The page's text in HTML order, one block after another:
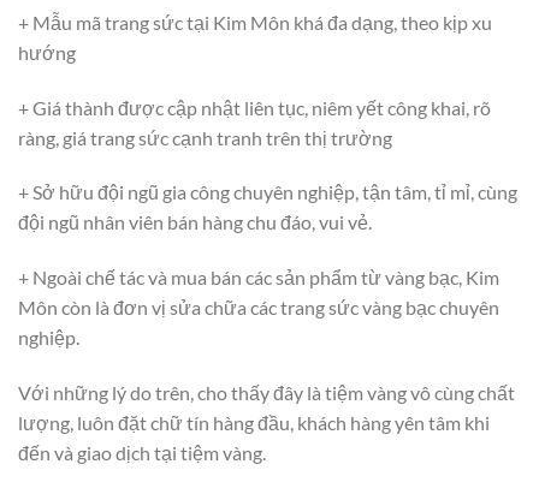
+ Mẫu mã trang sức tại Kim Môn khá đa dạng, theo kịp xu
hướng
+ Giá thành được cập nhật liên tục, niêm yết công khai, rõ
ràng, giá trang sức cạnh tranh trên thị trường
+ Sở hữu đội ngũ gia công chuyên nghiệp, tận tâm, tỉ mỉ, cùng
đội ngũ nhân viên bán hàng chu đáo, vui vẻ.
+ Ngoài chế tác và mua bán các sản phẩm từ vàng bạc, Kim
Môn còn là đơn vị sửa chữa các trang sức vàng bạc chuyên
nghiệp.
Với những lý do trên, cho thấy đây là tiệm vàng vô cùng chất
lượng, luôn đặt chữ tín hàng đầu, khách hàng yên tâm khi
đến và giao dịch tại tiệm vàng.